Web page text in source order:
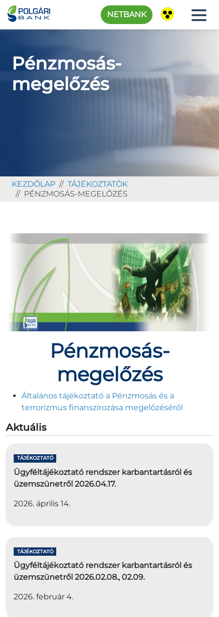
NETBANK
Pénzmosás-
megelőzés
KEZDŐLAP
TÁJÉKOZTATÓK
PÉNZMOSÁS-MEGELŐZÉS
Pénzmosás-
megelőzés
Általános tájékoztató a Pénzmosás és a
terrorizmus finanszírozása megelőzéséről
Aktuális
TÁJÉKOZTATÓ
Ügyféltájékoztató rendszer karbantartásról és
üzemszünetről 2026.04.17.
2026. április 14.
TÁJÉKOZTATÓ
Ügyféltájékoztató rendszer karbantartásról és
üzemszünetről 2026.02.08., 02.09.
2026. február 4.